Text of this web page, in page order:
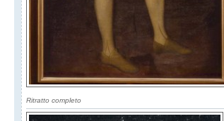
Ritratto completo